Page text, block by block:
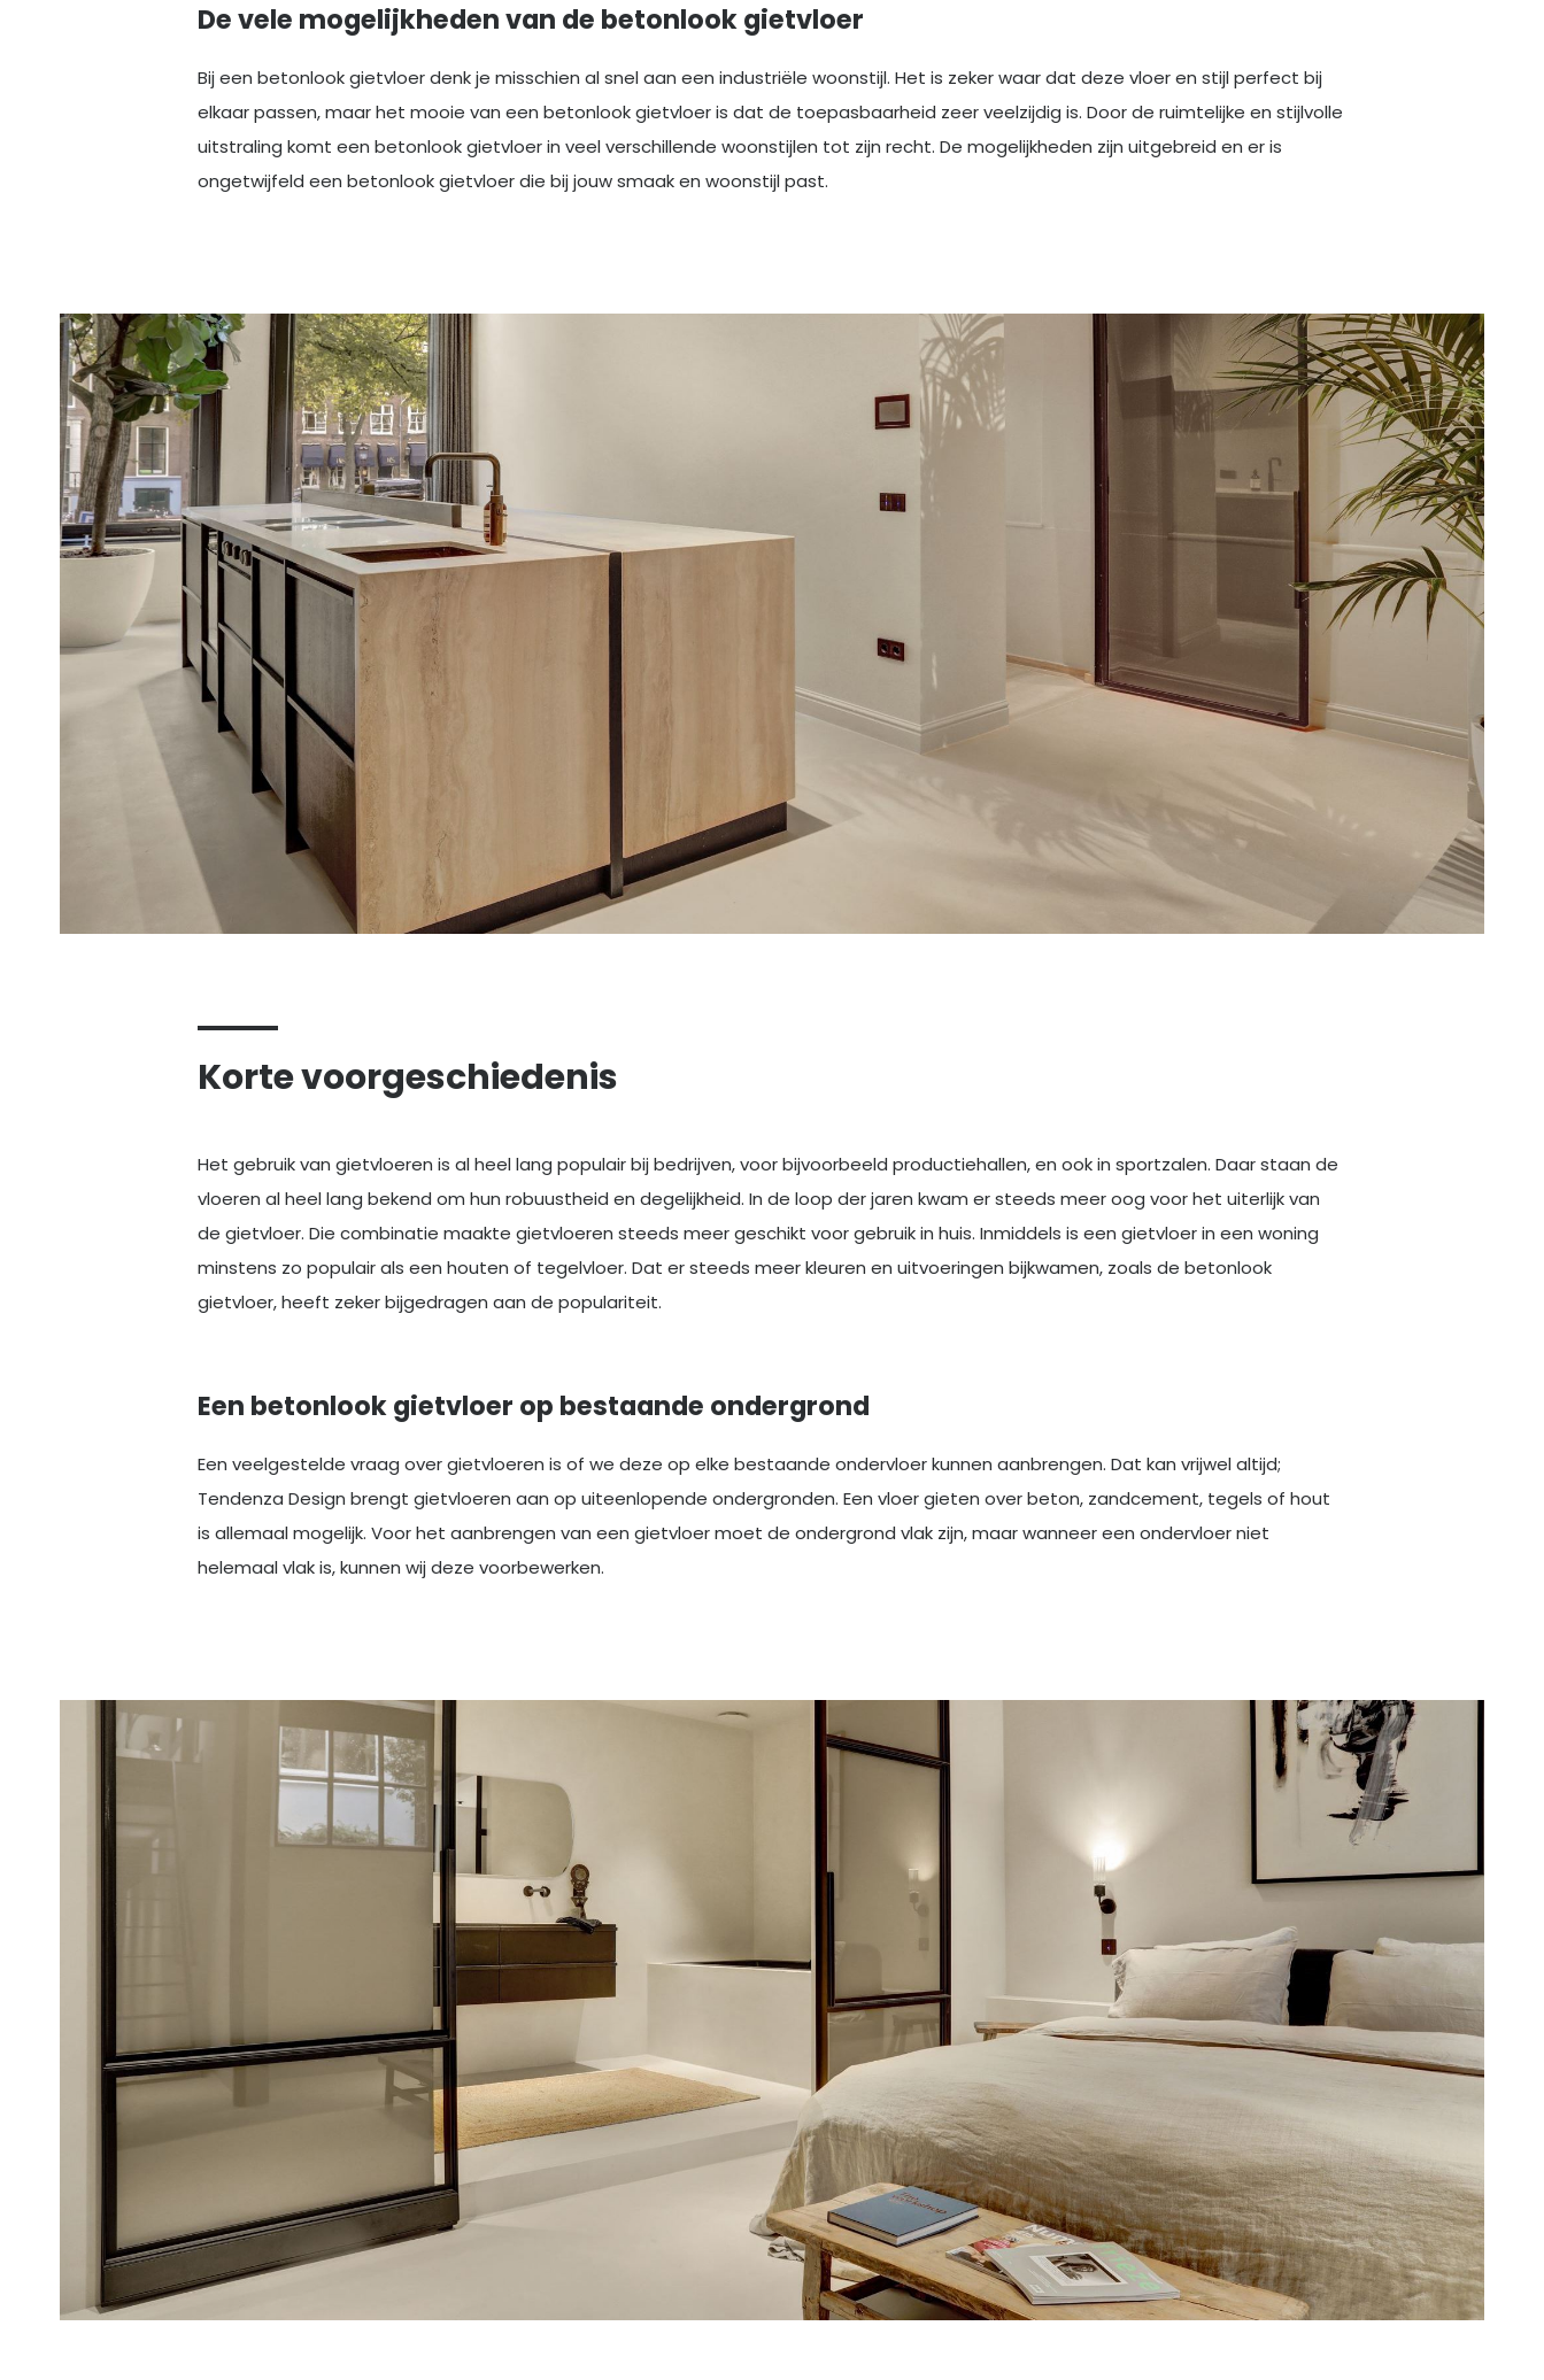
De vele mogelijkheden van de betonlook gietvloer
Bij een betonlook gietvloer denk je misschien al snel aan een industriële woonstijl. Het is zeker waar dat deze vloer en stijl perfect bij
elkaar passen, maar het mooie van een betonlook gietvloer is dat de toepasbaarheid zeer veelzijdig is. Door de ruimtelijke en stijlvolle
uitstraling komt een betonlook gietvloer in veel verschillende woonstijlen tot zijn recht. De mogelijkheden zijn uitgebreid en er is
ongetwijfeld een betonlook gietvloer die bij jouw smaak en woonstijl past.
Korte voorgeschiedenis
Het gebruik van gietvloeren is al heel lang populair bij bedrijven, voor bijvoorbeeld productiehallen, en ook in sportzalen. Daar staan de
vloeren al heel lang bekend om hun robuustheid en degelijkheid. In de loop der jaren kwam er steeds meer oog voor het uiterlijk van
de gietvloer. Die combinatie maakte gietvloeren steeds meer geschikt voor gebruik in huis. Inmiddels is een gietvloer in een woning
minstens zo populair als een houten of tegelvloer. Dat er steeds meer kleuren en uitvoeringen bijkwamen, zoals de betonlook
gietvloer, heeft zeker bijgedragen aan de populariteit.
Een betonlook gietvloer op bestaande ondergrond
Een veelgestelde vraag over gietvloeren is of we deze op elke bestaande ondervloer kunnen aanbrengen. Dat kan vrijwel altijd;
Tendenza Design brengt gietvloeren aan op uiteenlopende ondergronden. Een vloer gieten over beton, zandcement, tegels of hout
is allemaal mogelijk. Voor het aanbrengen van een gietvloer moet de ondergrond vlak zijn, maar wanneer een ondervloer niet
helemaal vlak is, kunnen wij deze voorbewerken.